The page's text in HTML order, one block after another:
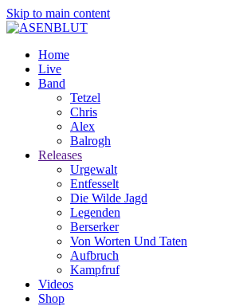
Skip to main content
Home
Live
Band
Tetzel
Chris
Alex
Balrogh
Releases
Urgewalt
Entfesselt
Die Wilde Jagd
Legenden
Berserker
Von Worten Und Taten
Aufbruch
Kampfruf
Videos
Shop